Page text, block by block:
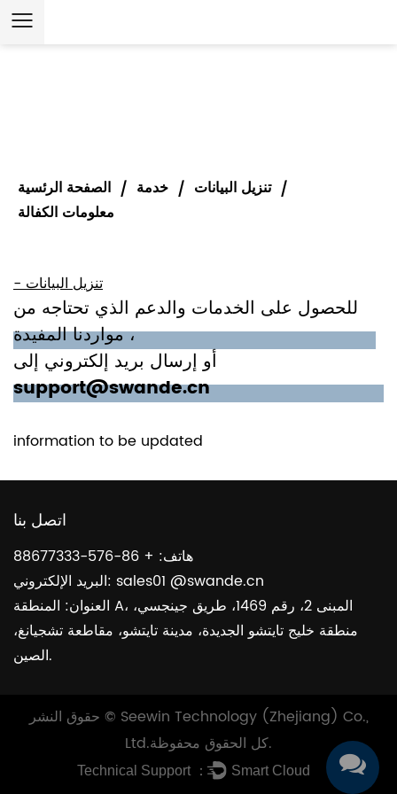
الصفحة الرئسية / خدمة / تنزيل البيانات /
معلومات الكفالة
- تنزيل البيانات
للحصول على الخدمات والدعم الذي تحتاجه من
مواردنا المفيدة ،
أو إرسال بريد إلكتروني إلى
support@swande.cn
information to be updated
اتصل بنا
هاتف: + 86-576-88677333
البريد الإلكتروني: sales01 @swande.cn
العنوان: المنطقة A، المبنى 2، رقم 1469، طريق جينجسي،
منطقة خليج تايتشو الجديدة، مدينة تايتشو، مقاطعة تشجيانغ،
الصين.
حقوق النشر © Seewin Technology (Zhejiang) Co.,
Ltd.
كل الحقوق محفوظة.
Technical Support ： Smart Cloud